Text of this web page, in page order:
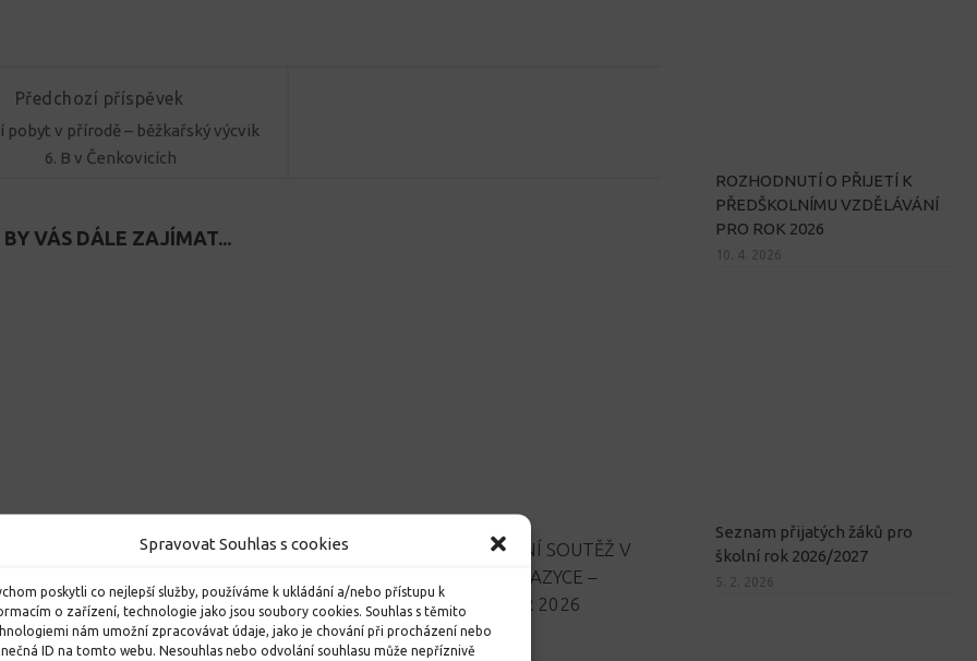
Spravovat Souhlas s cookies
poskytli co nejlepší služby, používáme k ukládání a/nebo přístupu k
o zařízení, technologie jako jsou soubory cookies. Souhlas s těmito
nám umožní zpracovávat údaje, jako je chování při procházení nebo
ID na tomto webu. Nesouhlas nebo odvolání souhlasu může nepříznivě
Předchozí příspěvek
pobyt v přírodě – běžkařský výcvik
6. B v Čenkovicích
VÁS DÁLE ZAJÍMAT...
do
Devítka na Laser game
3. 6. 2025
MEZINÁRODNÍ SOUTĚŽ V
ANGLICKÉM JAZYCE –
ENGLISHSTAR 2026
29. 4. 2026
ROZHODNUTÍ O PŘIJETÍ K
PŘEDŠKOLNÍMU VZDĚLÁVÁNÍ
PRO ROK 2026
10. 4. 2026
Seznam přijatých žáků pro
školní rok 2026/2027
5. 2. 2026